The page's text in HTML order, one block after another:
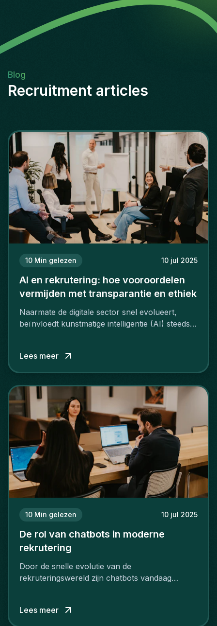
Blog
Recruitment articles
10 Min gelezen 10 jul 2025
AI en rekrutering: hoe vooroordelen
vermijden met transparantie en ethiek
Naarmate de digitale sector snel evolueert,
beïnvloedt kunstmatige intelligentie (AI) steeds
Lees meer
10 Min gelezen 10 jul 2025
De rol van chatbots in moderne
rekrutering
Door de snelle evolutie van de
rekruteringswereld zijn chatbots vandaag
Lees meer